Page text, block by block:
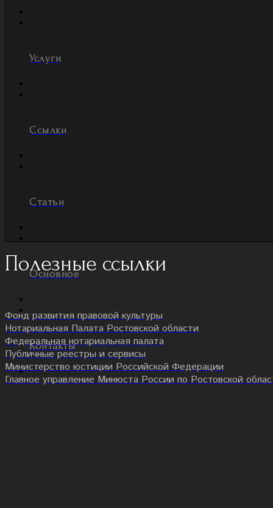
Услуги
Ссылки
Статьи
Основное
Контакты
Полезные ссылки
Фонд развития правовой культуры
Нотариальная Палата Ростовской области
Федеральная нотариальная палата
Публичные реестры и сервисы
Министерство юстиции Российской Федерации
Главное управление Минюста России по Ростовской